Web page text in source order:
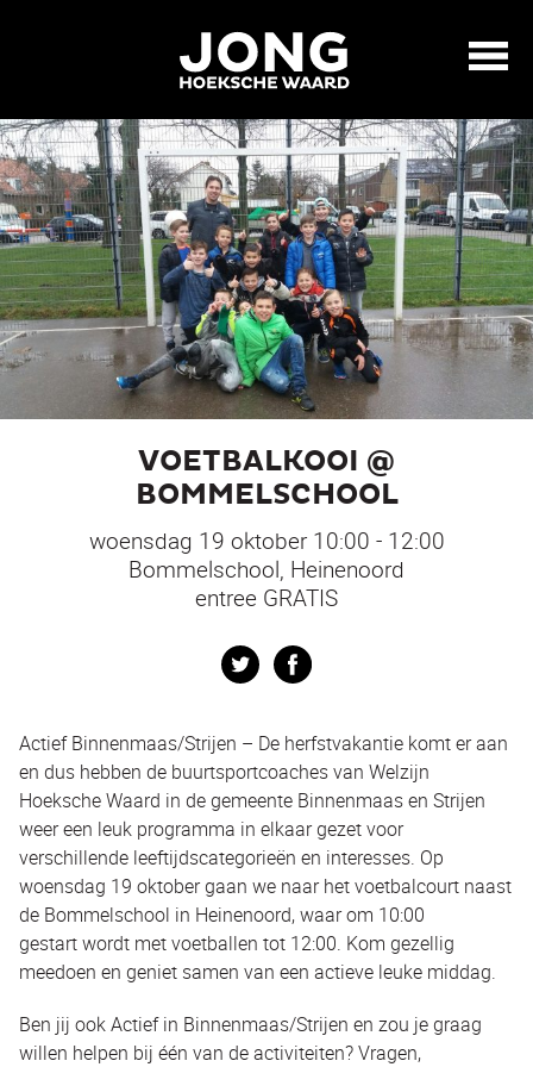
VOETBALKOOI @
BOMMELSCHOOL
woensdag 19 oktober 10:00 - 12:00
Bommelschool, Heinenoord
entree GRATIS
Twitter
Actief Binnenmaas/Strijen – De herfstvakantie komt er aan
en dus hebben de buurtsportcoaches van Welzijn
Hoeksche Waard in de gemeente Binnenmaas en Strijen
weer een leuk programma in elkaar gezet voor
verschillende leeftijdscategorieën en interesses. Op
woensdag 19 oktober gaan we naar het voetbalcourt naast
de Bommelschool in Heinenoord, waar om 10:00
gestart wordt met voetballen tot 12:00. Kom gezellig
meedoen en geniet samen van een actieve leuke middag.
Ben jij ook Actief in Binnenmaas/Strijen en zou je graag
willen helpen bij één van de activiteiten? Vragen,